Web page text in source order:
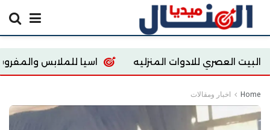
للادوات المنزليه اسيا للملابس والمفروشات
Home اخبار ومقالات